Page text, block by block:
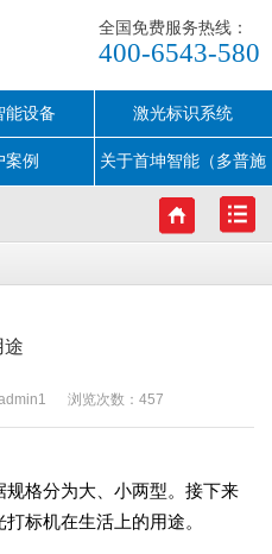
全国免费服务热线：
400-6543-580
能设备 激光标识系统
案例 关于首坤智能（多普施
激光）
途
浏览次数： 457
格分为大、小两型。接下来
标机在生活上的用途。